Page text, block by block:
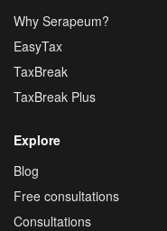
Why Serapeum?
EasyTax
TaxBreak
TaxBreak Plus
Explore
Blog
Free consultations
Consultations